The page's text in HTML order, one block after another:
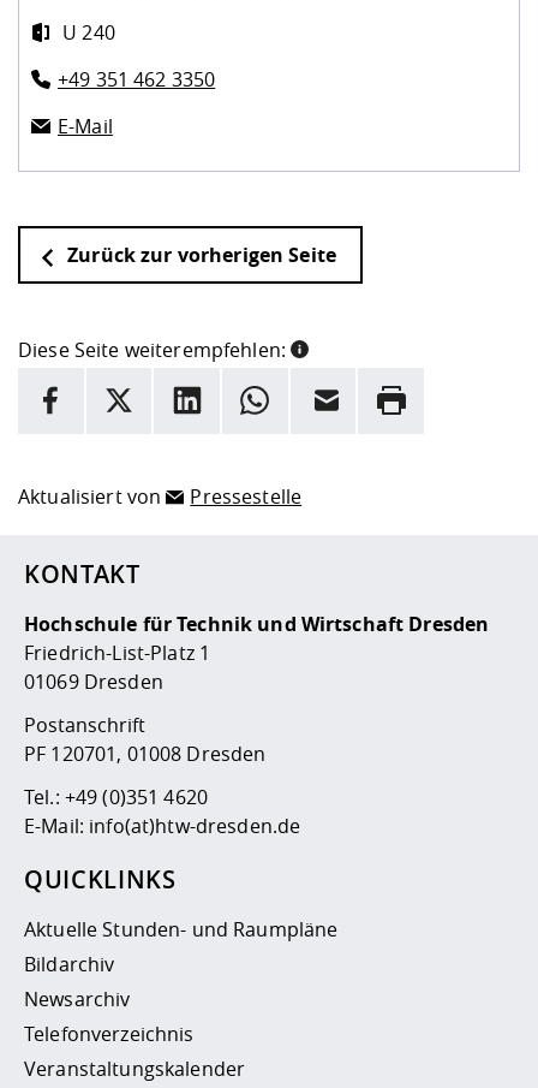
U 240
+49 351 462 3350
E-Mail
Zurück zur vorherigen Seite
Diese Seite weiterempfehlen:
INFORMATION
Facebook
X LinkedInWhatsappE-Mail Drucken
Aktualisiert von Pressestelle
KONTAKT
Hochschule für Technik und Wirtschaft Dresden
Friedrich-List-Platz 1
01069 Dresden
Postanschrift
PF 120701, 01008 Dresden
Tel.: +49 (0)351 4620
E-Mail: info(at)htw-dresden.de
QUICKLINKS
Aktuelle Stunden- und Raumpläne
Bildarchiv
Newsarchiv
Telefonverzeichnis
Veranstaltungskalender